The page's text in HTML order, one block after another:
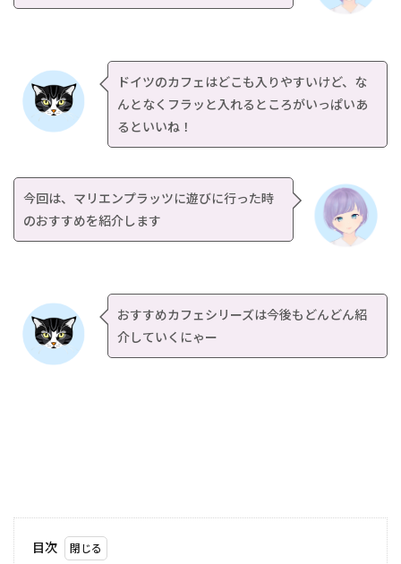
ドイツのカフェはどこも入りやすいけど、な
んとなくフラッと入れるところがいっぱいあ
るといいね！
今回は、マリエンプラッツに遊びに行った時
のおすすめを紹介します
おすすめカフェシリーズは今後もどんどん紹
介していくにゃー
目次